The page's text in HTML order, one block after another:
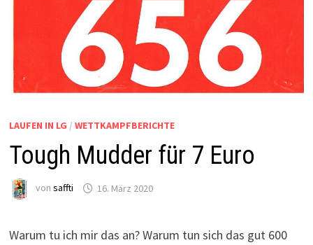
LAUFEN IN LG / WETTKAMPFBERICHTE
Tough Mudder für 7 Euro
von saffti 16. März 2020
Warum tu ich mir das an? Warum tun sich das gut 600